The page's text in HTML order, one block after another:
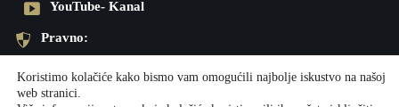
YouTube- Kanal
Pravno:
Impresum
Koristimo kolačiće kako bismo vam omogućili najbolje iskustvo na našoj
web stranici.